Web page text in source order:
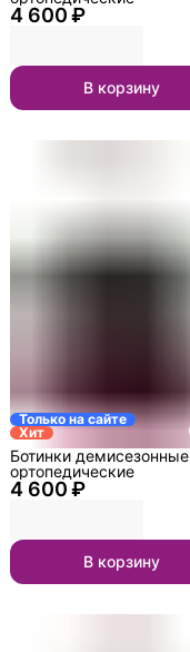
4 600 ₽
В корзину
Только на сайте
Хит
4 600 ₽
Ботинки демисезонные
ортопедические
В корзину